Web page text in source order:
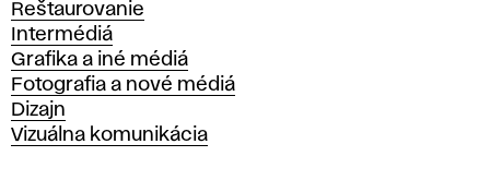
Reštaurovanie
Intermédiá
Grafika a iné médiá
Fotografia a nové médiá
Dizajn
Vizuálna komunikácia